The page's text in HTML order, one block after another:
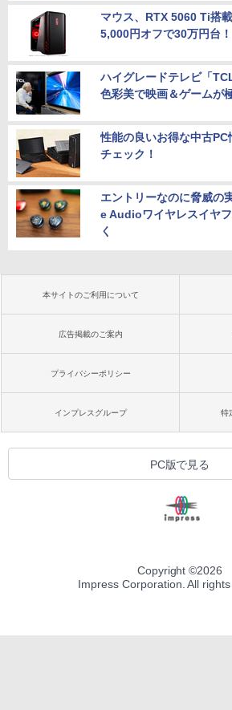
マウス、RTX 5060 Ti搭
5,000円オフで30万円台！
ハイグレードテレビ「
色彩美で映画＆ゲームが
性能の良いお得な中古
チェック！
エントリーなのに脅威の
e Audioワイヤレスイヤ
く
本サイトのご利用について
広告掲載のご案内
プライバシーポリシー
インプレスグループ 特
PC版で見る
Copyright ©2026
Impress Corporation. All